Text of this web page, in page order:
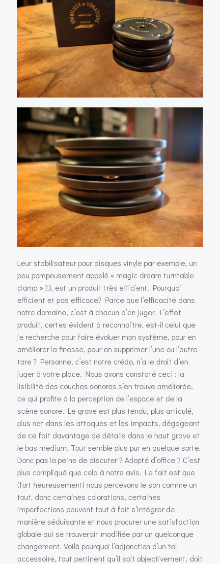
Leur stabilisateur pour disques vinyle par exemple, un
peu pompeusement appelé « magic dream turntable
clamp » (!), est un produit très efficient. Pourquoi
efficient et pas efficace? Parce que l’efficacité dans
notre domaine, c’est à chacun d’en juger. L’effet
produit, certes évident à reconnaître, est-il celui que
je recherche pour faire évoluer mon système, pour en
améliorer la finesse, pour en supprimer l’une ou l’autre
tare ? Personne, c’est notre crédo, n’a le droit d’en
juger à votre place. Nous avons constaté ceci : la
lisibilité des couches sonores s’en trouve améliorée,
ce qui profite à la perception de l’espace et de la
scène sonore. Le grave est plus tendu, plus articulé,
plus net dans les attaques et les impacts, dégageant
de ce fait davantage de détails dans le haut grave et
le bas medium. Tout semble plus pur en quelque sorte.
Donc pas la peine de discuter ? Adopté d’office ? C’est
plus compliqué que cela à notre avis. Le fait est que
(fort heureusement) nous percevons le son comme un
tout, donc certaines colorations, certaines
imperfections peuvent tout à fait s’intégrer de
manière séduisante et nous procurer une satisfaction
globale qui se trouverait modifiée par un quelconque
changement. Voilà pourquoi l’adjonction d’un tel
accessoire, tout pertinent qu’il soit objectivement, doit